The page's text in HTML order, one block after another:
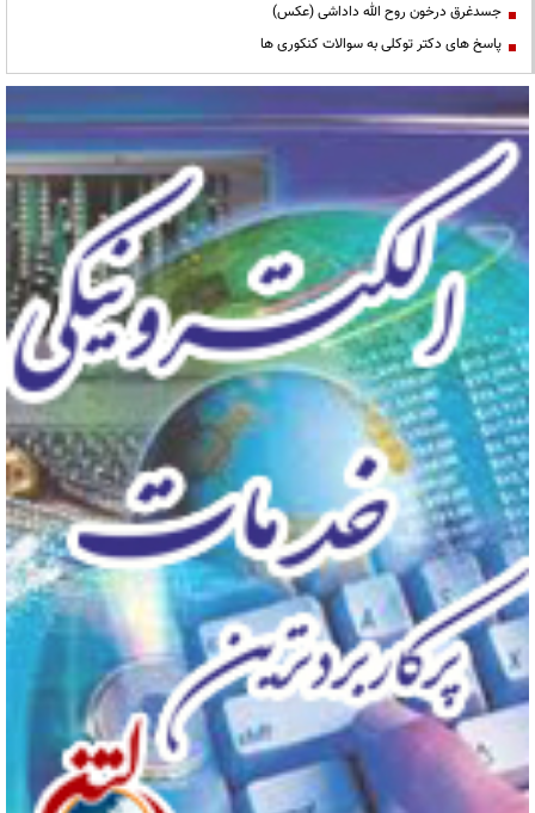
جسدغرق درخون روح الله داداشی (عکس)
پاسخ های دکتر توکلی به سوالات کنکوری ها